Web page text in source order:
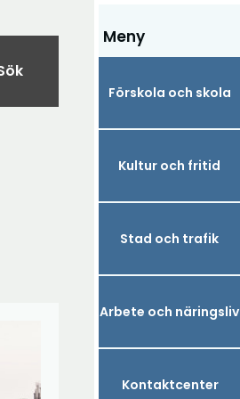
Meny
Förskola och skola
Kultur och fritid
Stad och trafik
Arbete och näringsliv
Kontaktcenter